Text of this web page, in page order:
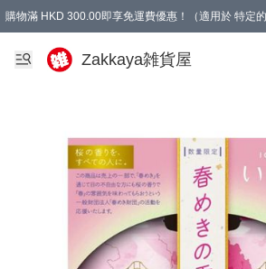
購物滿 HKD 300.00即享免運費優惠！（適用於 特定
Zakkaya雑貨屋